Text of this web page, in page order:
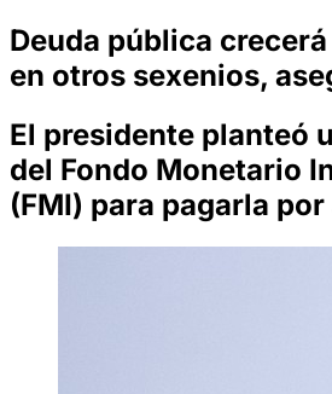
Deuda pública
en otros sexenios,
El presidente planteó
del Fondo Monetario
(FMI) para pagarla